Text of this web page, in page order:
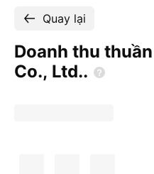
Quay lại
Doanh thu
Co., Ltd..